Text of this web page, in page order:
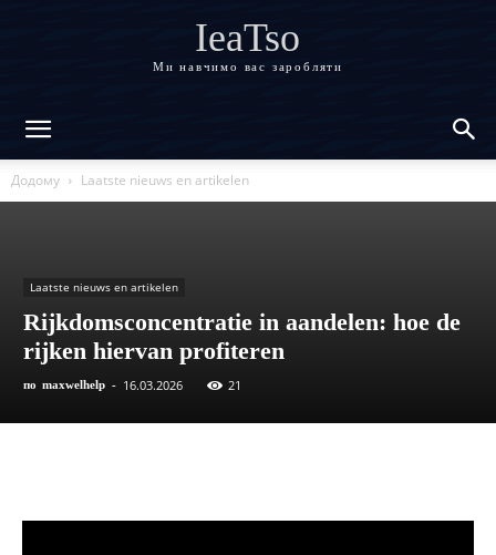
IeaTso
Ми навчимо вас заробляти
Додому Laatste nieuws en artikelen
Laatste nieuws en artikelen
Rijkdomsconcentratie in aandelen: hoe de
rijken hiervan profiteren
по maxwelhelp - 16.03.2026 21